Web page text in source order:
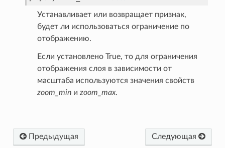
Устанавливает или возвращает признак,
будет ли использоваться ограничение по
отображению.
Если установлено True, то для ограничения
отображения слоя в зависимости от
масштаба используются значения свойств
zoom_minи zoom_max.
Предыдущая Следующая